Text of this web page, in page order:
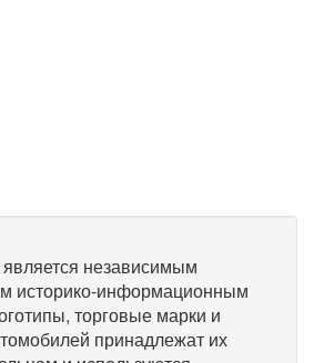
независимым
историко-информационным
торговые марки и
принадлежат их